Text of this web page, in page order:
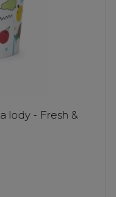
lody - Fresh &